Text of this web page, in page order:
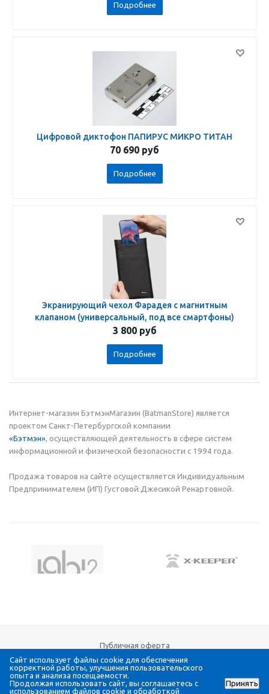
Подробнее
Цифровой диктофон ПАПИРУС МИКРО ТИТАН
70 690 руб
Подробнее
Экранирующий чехол Фарадея с магнитным
клапаном (универсальный, под все смартфоны)
3 800руб
Подробнее
Интернет-магазин БэтмэнМагазин (BatmanStore) является
проектом Санкт-Петербургской компании
«Бэтмэн», осуществляющей деятельность в сфере систем
информационной и физической безопасности с 1994 года.
Продажа товаров на сайте осуществляется Индивидуальным
Предпринимателем (ИП) Густовой Джесикой Ренартовной.
Публичная оферта
Юридические сведения
Политика обработки персональных данных
Сайт использует файлы cookie для обеспечения
корректной работы, улучшения пользовательского
опыта и анализа посещаемости.
Продолжая использовать сайт, вы соглашаетесь с
использованием файлов cookie и обработкой
Принять